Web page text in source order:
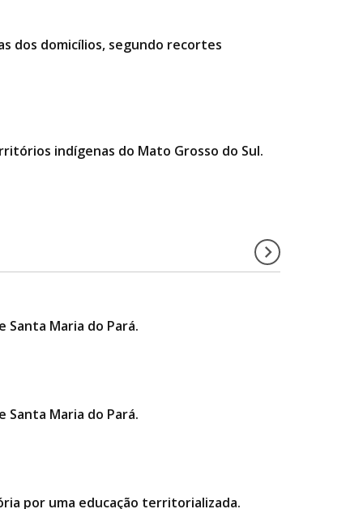
dos domicílios, segundo recortes
indígenas do Mato Grosso do Sul.
Maria do Pará.
Maria do Pará.
por uma educação territorializada.